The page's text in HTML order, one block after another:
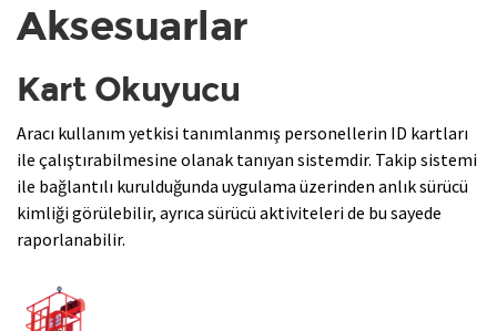
Aksesuarlar
Kart Okuyucu
Aracı kullanım yetkisi tanımlanmış personellerin ID kartları
ile çalıştırabilmesine olanak tanıyan sistemdir. Takip sistemi
ile bağlantılı kurulduğunda uygulama üzerinden anlık sürücü
kimliği görülebilir, ayrıca sürücü aktiviteleri de bu sayede
raporlanabilir.